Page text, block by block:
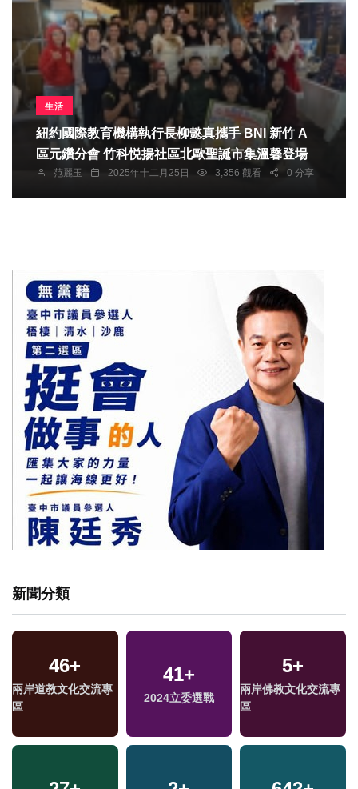
生活
紐約國際教育機構執行長柳懿真攜手 BNI 新竹 A
區元鑽分會 竹科悦揚社區北歐聖誕市集溫馨登場
范麗玉 2025年十二月25日 3,356 觀看 0 分享
新聞分類
46+
兩岸道教文化交流專
區
41+
2024立委選戰
5+
兩岸佛教文化交流專
區
1996
生活
1+
2023金鐘獎
204
運動
2+